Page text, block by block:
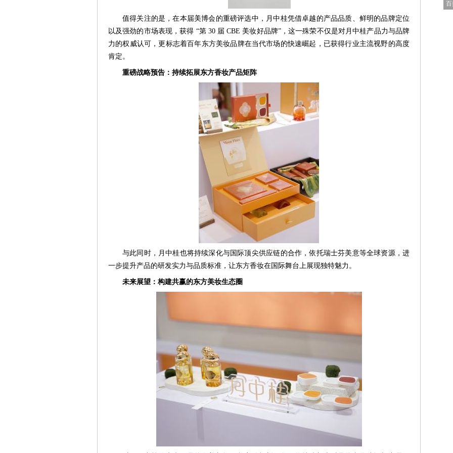
值得关注的是，在本届美博会的重磅评选中，月中桂凭借卓越的产品品质、鲜明的品牌定位
以及强劲的市场表现，获得 “第 30 届 CBE 美妆好品牌”，这一殊荣不仅是对月中桂产品力与品牌
力的权威认可，更标志着百年东方美妆品牌在当代市场的快速崛起，已获得行业主流视野的高度
肯定。
重磅战略预告：持续拓展东方香妆产品矩阵
与此同时，月中桂也将持续深化与国际顶尖供应链的合作，依托瑞士芬美意等全球资源，进
一步提升产品的研发实力与品质标准，让东方香妆在国际舞台上展现独特魅力。
未来展望：构建共赢的东方美妆生态圈
百